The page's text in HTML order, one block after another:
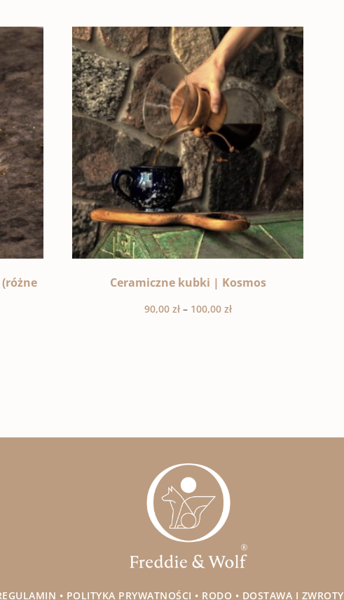
Ceramiczne kubki | Kosmos
90,00 zł – 100,00 złZakres
• POLITYKA PRYWATNOŚCI • RODO • DOSTAWA I ZWROTY